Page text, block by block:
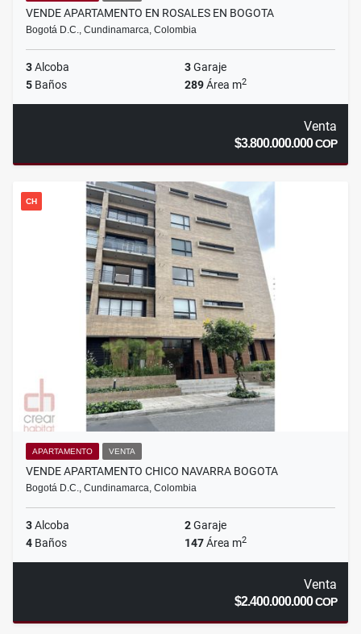
VENDE APARTAMENTO EN ROSALES EN BOGOTA
Bogotá D.C., Cundinamarca, Colombia
3Alcoba 3Garaje
5 Baños 289Área m2
Venta
$3.800.000.000COP
CH
APARTAMENTO VENTA
VENDE APARTAMENTO CHICO NAVARRA BOGOTA
Bogotá D.C., Cundinamarca, Colombia
3Alcoba 2Garaje
4 Baños 147Área m2
Venta
$2.400.000.000COP